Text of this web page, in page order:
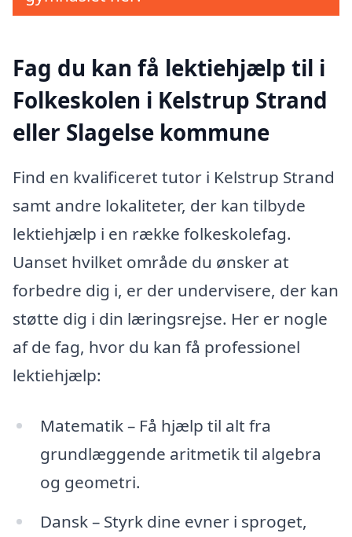
Fag du kan få lektiehjælp til i
Folkeskolen i Kelstrup Strand
eller Slagelse kommune
Find en kvalificeret tutor i Kelstrup Strand
samt andre lokaliteter, der kan tilbyde
lektiehjælp i en række folkeskolefag.
Uanset hvilket område du ønsker at
forbedre dig i, er der undervisere, der kan
støtte dig i din læringsrejse. Her er nogle
af de fag, hvor du kan få professionel
lektiehjælp:
Matematik – Få hjælp til alt fra
grundlæggende aritmetik til algebra
og geometri.
Dansk – Styrk dine evner i sproget,